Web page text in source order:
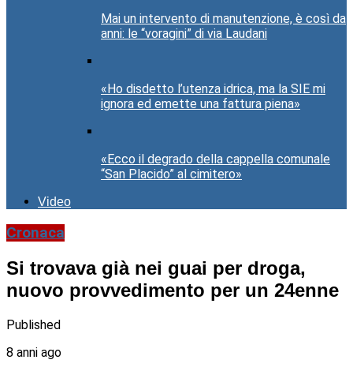
Mai un intervento di manutenzione, è così da
anni: le “voragini” di via Laudani
«Ho disdetto l’utenza idrica, ma la SIE mi
ignora ed emette una fattura piena»
«Ecco il degrado della cappella comunale
“San Placido” al cimitero»
Video
Cronaca
Si trovava già nei guai per droga,
nuovo provvedimento per un 24enne
Published
8 anni ago